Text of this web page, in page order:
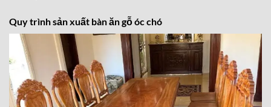
Quy trình sản xuất bàn ăn gỗ óc chó